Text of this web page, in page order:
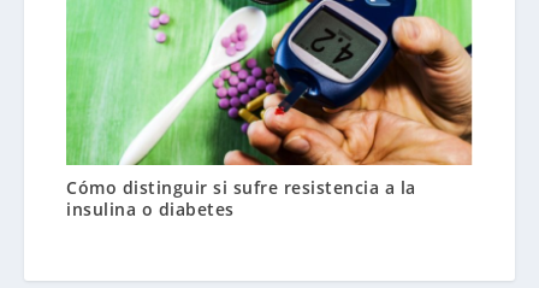
Cómo distinguir si sufre resistencia a la
insulina o diabetes